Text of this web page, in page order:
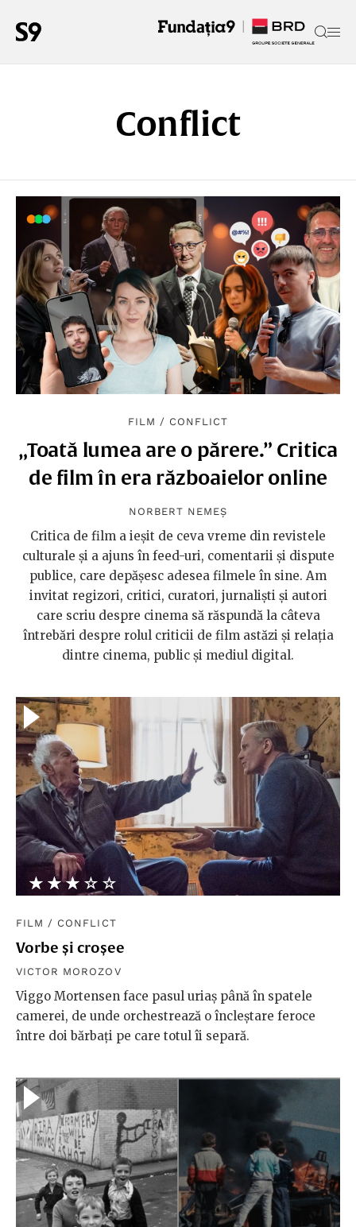
Conflict
FILM / CONFLICT
„Toată lumea are o părere.” Critica
de film în era războaielor online
NORBERT NEMEȘ
Critica de film a ieșit de ceva vreme din revistele
culturale și a ajuns în feed-uri, comentarii și dispute
publice, care depășesc adesea filmele în sine. Am
invitat regizori, critici, curatori, jurnaliști și autori
care scriu despre cinema să răspundă la câteva
întrebări despre rolul criticii de film astăzi și relația
dintre cinema, public și mediul digital.
★★★★★
☆☆☆☆☆
FILM / CONFLICT
Vorbe și croșee
VICTOR MOROZOV
Viggo Mortensen face pasul uriaș până în spatele
camerei, de unde orchestrează o încleștare feroce
între doi bărbați pe care totul îi separă.